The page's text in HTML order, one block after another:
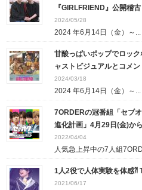
『GIRLFRIEND』公開稽
2024/05/28
2024 年6月14日（金）～...
甘酸っぱいポップでロッ
ャストビジュアルとコメン
2024/03/18
2024 年6月14日（金）～...
7ORDERの冠番組「セブ
進化計画」4月29日(金)か
2022/04/04
人気急上昇中の7人組
1人2役で人体実験を体感⁈
2021/06/17